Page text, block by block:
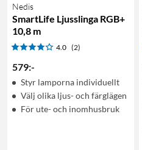
Nedis
SmartLife Ljusslinga RGB+
10,8 m
4.0 (2)
579:-
Styr lamporna individuellt
Välj olika ljus- och färglägen
För ute- och inomhusbruk